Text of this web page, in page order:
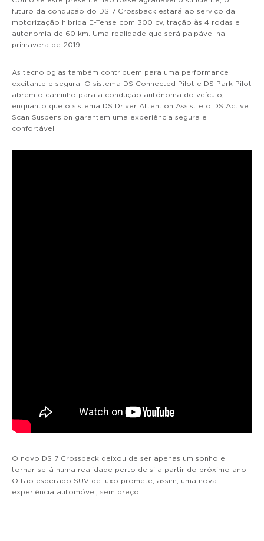
futuro da condução do DS 7 Crossback estará ao serviço da
motorização hibrida E-Tense com 300 cv, tração às 4 rodas e
autonomia de 60 km. Uma realidade que será palpável na
primavera de 2019.
As tecnologias também contribuem para uma performance
excitante e segura. O sistema DS Connected Pilot e DS Park Pilot
abrem o caminho para a condução autónoma do veículo,
enquanto que o sistema DS Driver Attention Assist e o DS Active
Scan Suspension garantem uma experiência segura e
confortável.
O novo DS 7 Crossback deixou de ser apenas um sonho e
tornar-se-á numa realidade perto de si a partir do próximo ano.
O tão esperado SUV de luxo promete, assim, uma nova
experiência automóvel, sem preço.